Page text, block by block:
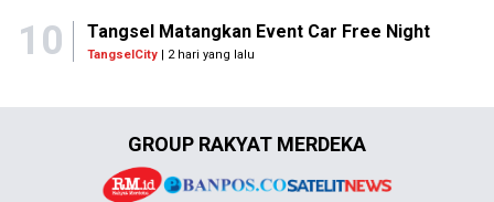
10 Tangsel Matangkan Event Car Free Night
TangselCity | 2 hari yang lalu
GROUP RAKYAT MERDEKA